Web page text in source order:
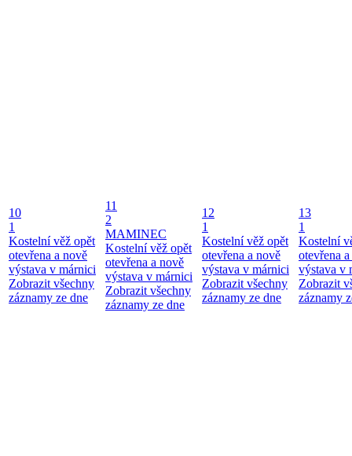
10
1
Kostelní věž opět
otevřena a nově
výstava v márnici
Zobrazit všechny
záznamy ze dne
11
2
MAMINEC
Kostelní věž opět
otevřena a nově
výstava v márnici
Zobrazit všechny
záznamy ze dne
12
1
Kostelní věž opět
otevřena a nově
výstava v márnici
Zobrazit všechny
záznamy ze dne
13
1
Kostelní
otevřena
výstava v
Zobrazit
záznamy